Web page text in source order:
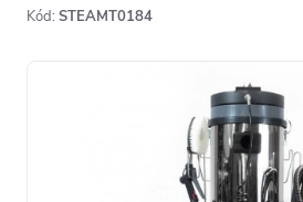
Kód: STEAMT0184